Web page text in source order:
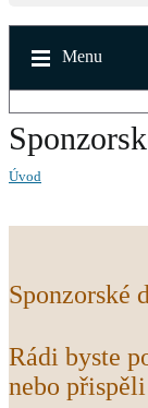
Menu
Úvod
Sponzorské
Rádi byste
nebo